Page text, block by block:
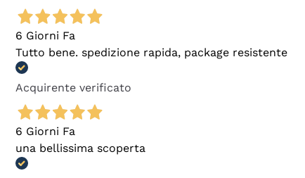
6 Giorni Fa
Tutto bene. spedizione rapida, package resistente
Acquirente verificato
6 Giorni Fa
una bellissima scoperta